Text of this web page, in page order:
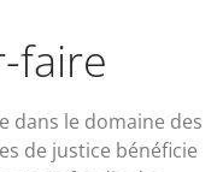
faire
dans le domaine des
de justice bénéficie